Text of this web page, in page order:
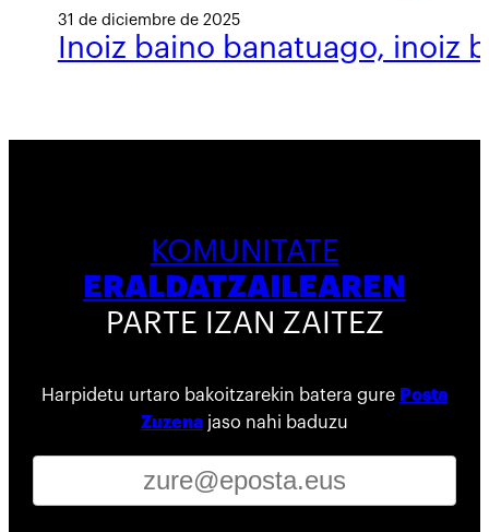
31 de diciembre de 2025
Inoiz baino banatuago, inoiz
KOMUNITATE
ERALDATZAILEAREN
PARTE IZAN ZAITEZ
Harpidetu urtaro bakoitzarekin batera gure Posta
Zuzena jaso nahi baduzu